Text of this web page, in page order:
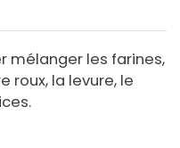
mélanger les farines,
roux, la levure, le